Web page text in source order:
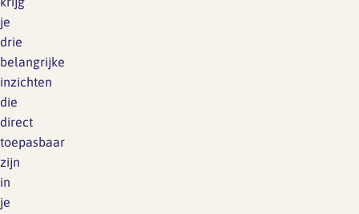
je
drie
belangrijke
inzichten
die
direct
toepasbaar
zijn
in
je